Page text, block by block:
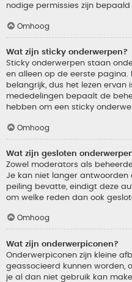
nodige permissies zijn
Omhoog
Wat zijn sticky onderwerpen?
Sticky onderwerpen staan
en alleen op de eerste pagina.
belangrijk, dus het lezen ervan
mededelingen bepaalt de
hebben om een sticky
Omhoog
Wat zijn gesloten
Zowel moderators als
Je kan niet langer antwoorden
peiling bevatte, eindigt deze
om welke reden dan ook
Omhoog
Wat zijn onderwerpiconen?
Onderwerpiconen zijn kleine
geassocieerd kunnen worden,
je al dan niet gebruik kan